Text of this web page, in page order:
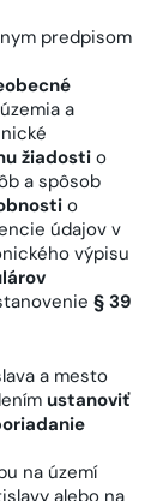
predpisom
a
žiadostio
a spôsob
o
údajov v
výpisu
§ 39
a mesto
ustanoviť
na území